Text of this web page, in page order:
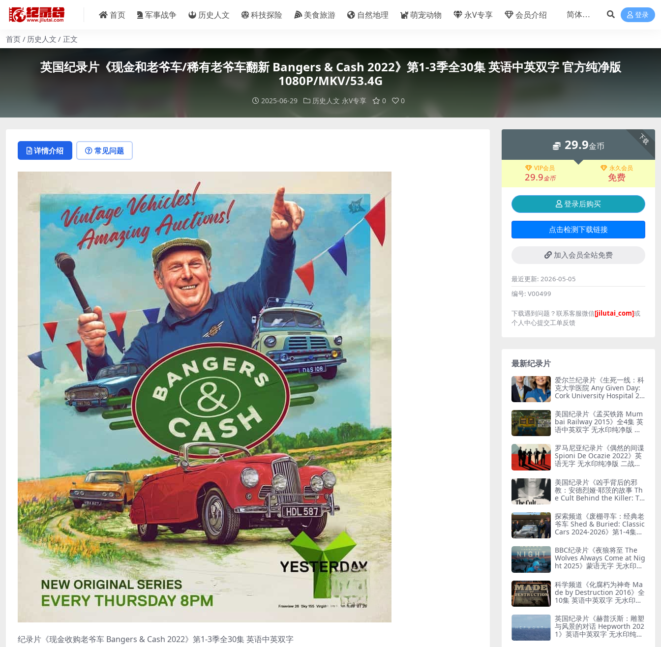
首页 军事战争 历史人文 科技探险 美食旅游 自然地理 萌宠动物 永V专享 会员介绍 登录
首页 历史人文 正文
英国纪录片《现金和老爷车/稀有老爷车翻新 Bangers & Cash 2022》第1-3季全30集 英语中英双字 官方纯净版
1080P/MKV/53.4G
2025-06-29 历史人文 永V专享 0 0
详情介绍 常见问题
纪录片《现金收购老爷车 Bangers & Cash 2022》第1-3季全30集 英语中英双字
下载
29.9金币
VIP会员
29.9金币
永久会员
免费
登录后购买
点击检测下载链接
加入会员全站免费
最近更新: 2026-05-05
编号: V00499
下载遇到问题？联系客服微信[jilutai_com]或
个人中心提交工单反馈
最新纪录片
爱尔兰纪录片《生死一线：科
克大学医院 Any Given Day:
Cork University Hospital 20
水印纯净版 爱尔兰医院
美国纪录片《孟买铁路 Mum
bai Railway 2015》全4集 英
语中英双字 无水印纯净版 孟
罗马尼亚纪录片《偶然的间谍
Spioni De Ocazie 2022》英
语无字 无水印纯净版 二战谍
美国纪录片《凶手背后的邪
教：安德烈娅·耶茨的故事 Th
e Cult Behind the Killer: Th
6》全3集 英语中英双字 无水
印纯净版 精神控制
探索频道《废棚寻车：经典老
爷车 Shed & Buried: Classic
Cars 2024-2026》第1-4集全
净版 翻新老爷车
BBC纪录片《夜狼将至 The
Wolves Always Come at Nig
ht 2025》蒙语无字 无水印纯
科学频道《化腐朽为神奇 Ma
de by Destruction 2016》全
10集 英语中英双字 无水印纯
英国纪录片《赫普沃斯：雕塑
与风景的对话 Hepworth 202
1》英语中英双字 无水印纯净